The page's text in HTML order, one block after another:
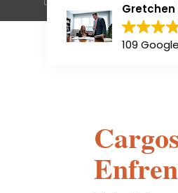
Gretchen
109